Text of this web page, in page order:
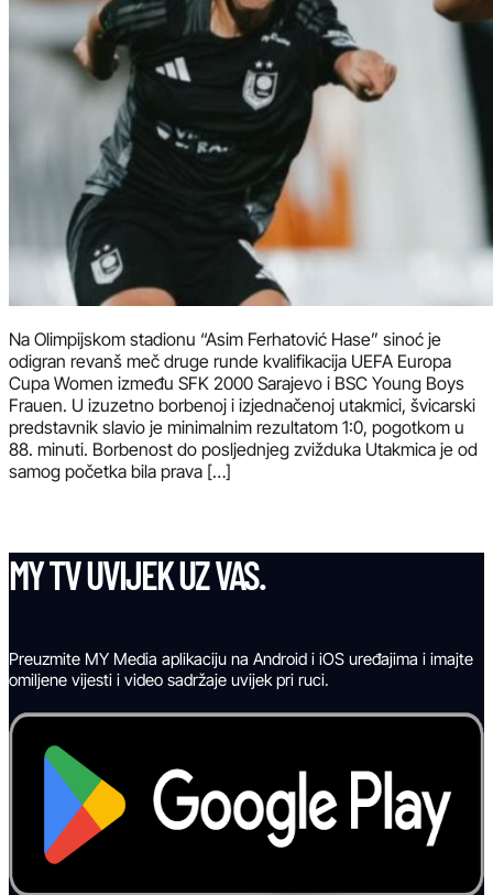
Na Olimpijskom stadionu “Asim Ferhatović Hase” sinoć je
odigran revanš meč druge runde kvalifikacija UEFA Europa
Cupa Women između SFK 2000 Sarajevo i BSC Young Boys
Frauen. U izuzetno borbenoj i izjednačenoj utakmici, švicarski
predstavnik slavio je minimalnim rezultatom 1:0, pogotkom u
88. minuti. Borbenost do posljednjeg zvižduka Utakmica je od
samog početka bila prava […]
MY TV UVIJEK UZ VAS.
Preuzmite MY Media aplikaciju na Android i iOS uređajima i imajte
omiljene vijesti i video sadržaje uvijek pri ruci.